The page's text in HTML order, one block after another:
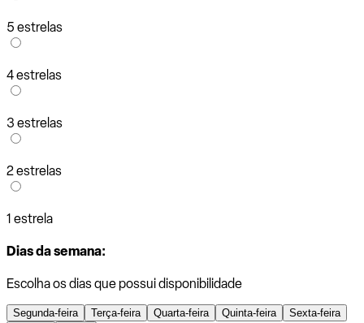
5 estrelas
4 estrelas
3 estrelas
2 estrelas
1 estrela
Dias da semana:
Escolha os dias que possui disponibilidade
Segunda-feira Terça-feira Quarta-feira Quinta-feira
Sexta-feira